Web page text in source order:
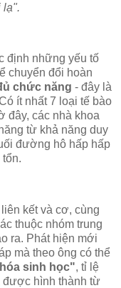
lạ".
định những yếu tố
chuyển đổi hoàn
chức năng - đây là
ít nhất 7 loại tế bào
đây, các nhà khoa
từ khả năng duy
đường hô hấp hấp
kết và cơ, cùng
thuộc nhóm trung
ra. Phát hiện mới
mà theo ông có thể
sinh học", tỉ lệ
được hình thành từ